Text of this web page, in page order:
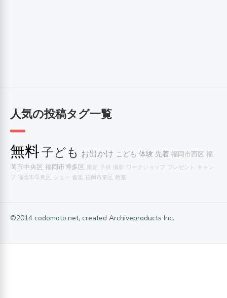
人気の投稿タグ一覧
無料子ども お出かけ こども 体験 先着 福岡市西区 福
岡市中央区 福岡市博多区 限定 子供 撮影 ワークショップ プレゼント キャン
プ 福岡市早良区 ショー 音楽 福岡市東区 教室
©2014 codomoto.net, created Archiveproducts Inc.